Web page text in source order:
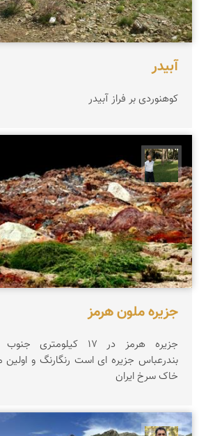
آبیدر
کوهنوردی بر فراز آبیدر
عبدل شعبانی
جزیره ملون هرمز
جزیره هرمز در 17 کیلومتری
بندرعباس جزیره ای است رنگارنگ و
خاک سرخ ایران